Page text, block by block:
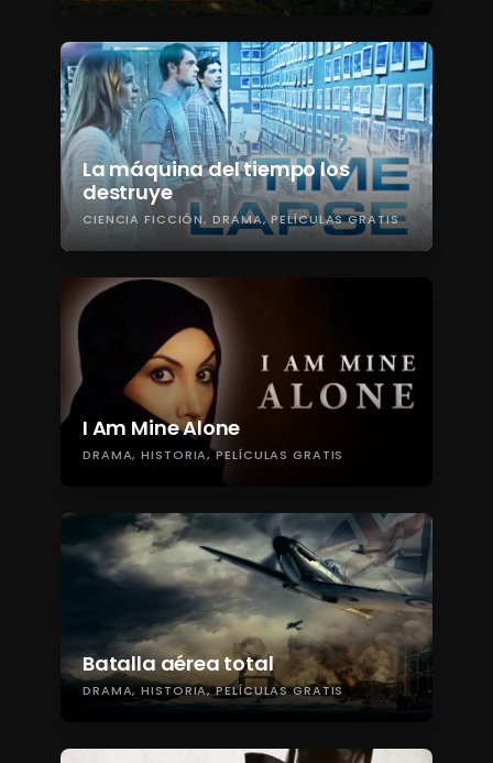
La máquina del tiempo los
destruye
CIENCIA FICCIÓN DRAMA PELÍCULAS GRATIS
I Am Mine Alone
DRAMA HISTORIA PELÍCULAS GRATIS
Batalla aérea total
DRAMA HISTORIA PELÍCULAS GRATIS